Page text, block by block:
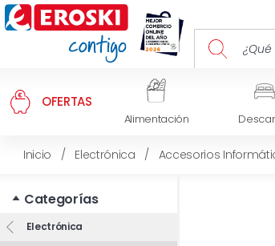
OFERTAS
Alimentación
Inicio / Electrónica / Accesorios
Categorías
Electrónica